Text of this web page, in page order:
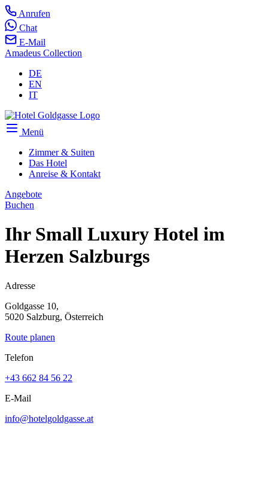
Anrufen
Chat
E-Mail
Amadeus Collection
DE
EN
IT
Menü
Zimmer & Suiten
Das Hotel
Anreise & Kontakt
Angebote
Buchen
Ihr Small Luxury Hotel im
Herzen Salzburgs
Adresse
Goldgasse 10,
5020 Salzburg, Österreich
Route planen
Telefon
+43 662 84 56 22
E-Mail
info@hotelgoldgasse.at